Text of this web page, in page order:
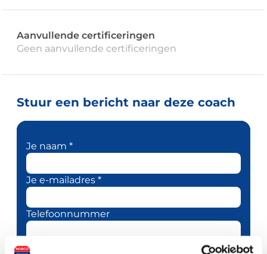
Aanvullende certificeringen
Geen aanvullende certificeringen
Stuur een bericht naar deze coach
Je naam *
Je e-mailadres *
Telefoonnummer
Je bericht *